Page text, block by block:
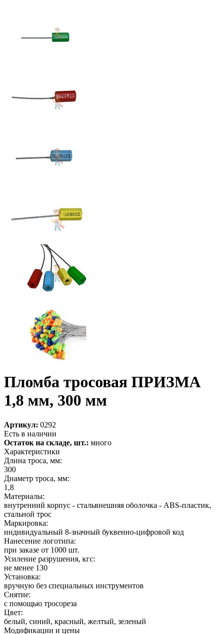
Пломба тросовая ПРИЗМА
1,8 мм, 300 мм
Артикул: 0292
Есть в наличии
Остаток на складе, шт.: много
Характеристики
Длина троса, мм:
300
Диаметр троса, мм:
1,8
Материалы:
внутренний корпус - стальвнешняя оболочка - ABS-пластик,
стальной трос
Маркировка:
индивидуальный 8-значный буквенно-цифровой код
Нанесение логотипа:
при заказе от 1000 шт.
Усиление разрушения, кгс:
не менее 130
Установка:
вручную без специальных инструментов
Снятие:
с помощью тросореза
Цвет:
белый, синий, красный, желтый, зеленый
Модификации и цены